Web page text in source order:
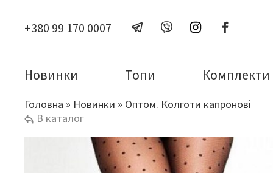
+380 99 170 0007
Новинки Топи Комплекти
Головна » Новинки » Оптом. Колготи капронові
В каталог